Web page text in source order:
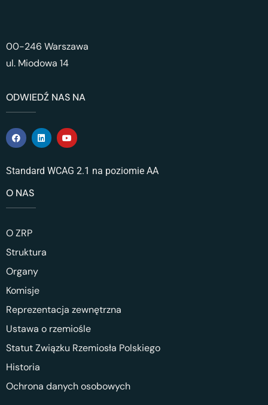
00-246 Warszawa
ul. Miodowa 14
ODWIEDŹ NAS NA
Standard WCAG 2.1 na poziomie AA
O NAS
O ZRP
Struktura
Organy
Komisje
Reprezentacja zewnętrzna
Ustawa o rzemiośle
Statut Związku Rzemiosła Polskiego
Historia
Ochrona danych osobowych